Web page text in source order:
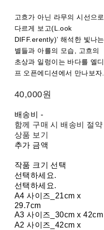
고흐가 아닌 라무의 시선으로
다르게 보고(L.ook
DIFF.erently)’ 해석한 빛나는
별들과 아를의 모습, 고흐의
초상과 일렁이는 바다를 엘디
프 오픈에디션에서 만나보자.
40,000원
배송비 -
함께 구매 시 배송비 절약
상품 보기
추가 금액
작품 크기 선택
선택하세요.
선택하세요.
A4 사이즈_21cm x
29.7cm
A3 사이즈_30cm x 42cm
A2 사이즈_42cm x